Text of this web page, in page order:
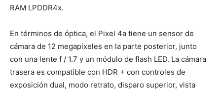
RAM LPDDR4x.
En términos de óptica, el Pixel 4a tiene un sensor de
cámara de 12 megapíxeles en la parte posterior, junto
con una lente f / 1.7 y un módulo de flash LED. La cámara
trasera es compatible con HDR + con controles de
exposición dual, modo retrato, disparo superior, vista